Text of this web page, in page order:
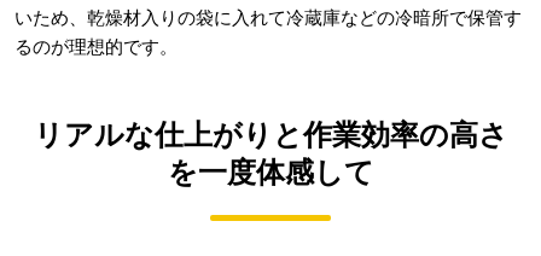
いため、乾燥材入りの袋に入れて冷蔵庫などの冷暗所で保管す
るのが理想的です。
リアルな仕上がりと作業効率の高さ
を一度体感して